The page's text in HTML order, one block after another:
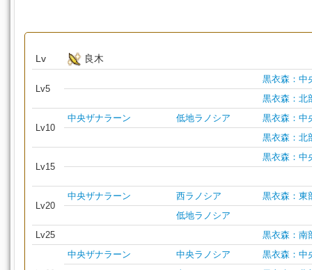
Lv 良木
Lv5
黒衣森：中
黒衣森：北
Lv10
中央ザナラーン 低地ラノシア
黒衣森：中
黒衣森：北
Lv15
黒衣森：中
Lv20
中央ザナラーン 西ラノシア
黒衣森：東
低地ラノシア
Lv25
黒衣森：南
中央ザナラーン 中央ラノシア
黒衣森：中